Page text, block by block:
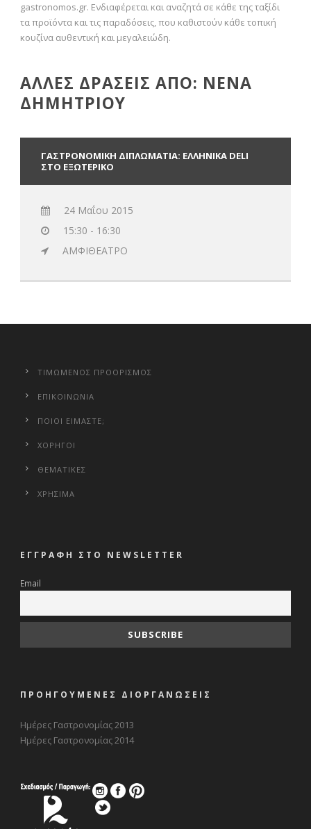
gastronomos.gr. Ενδιαφέρεται και αναζητά σε κάθε της ταξίδι
τα προϊόντα και τις παραδόσεις, που καθιστούν κάθε τοπική
κουζίνα αυθεντική και μεγαλειώδη.
ΑΛΛΕΣ ΔΡΑΣΕΙΣ ΑΠΟ: ΝΕΝΑ
ΔΗΜΗΤΡΙΟΥ
ΓΑΣΤΡΟΝΟΜΙΚΗ ΔΙΠΛΩΜΑΤΙΑ: ΕΛΛΗΝΙΚΑ DELI
ΣΤΟ ΕΞΩΤΕΡΙΚΟ
24 Μαΐου 2015
15:30 - 16:30
ΑΜΦΙΘΕΑΤΡΟ
ΤΙΜΩΜΕΝΟΣ ΠΡΟΟΡΙΣΜΟΣ
ΕΠΙΚΟΙΝΩΝΙΑ
ΠΟΙΟΙ ΕΙΜΑΣΤΕ;
ΧΟΡΗΓΟΙ
ΘΕΜΑΤΙΚΕΣ
ΧΡΗΣΙΜΑ
ΕΓΓΡΑΦΗ ΣΤΟ NEWSLETTER
Email
ΠΡΟΗΓΟΥΜΕΝΕΣ ΔΙΟΡΓΑΝΩΣΕΙΣ
Ημέρες Γαστρονομίας 2013
Ημέρες Γαστρονομίας 2014